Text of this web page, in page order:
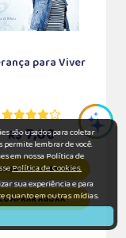
para Viver
R$7,60
AO CARRINHO
AGORA
são usados para coletar
permite lembrar de você.
em nossa Política de
Política de Cookies.
sua experiência e para
quanto em outras mídias.